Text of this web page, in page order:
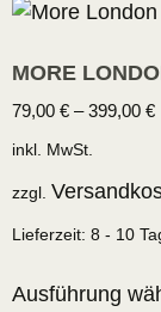
MORE
79,00 € –399,00 €
inkl. MwSt.
zzgl.
Lieferzeit: 8 - 10
Ausführung